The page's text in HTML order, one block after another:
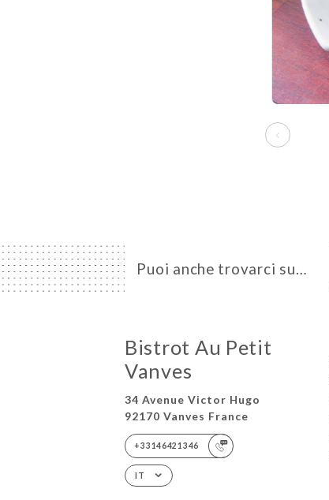
Puoi anche trovarci su…
Bistrot Au Petit
Vanves
34 Avenue Victor Hugo
92170 Vanves France
+33146421346
IT